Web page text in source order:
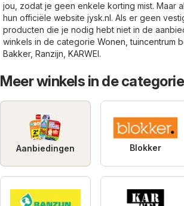
jou, zodat je geen enkele korting mist. Maar
hun officiële website jysk.nl . Als er geen
producten die je nodig hebt niet in de
winkels in de categorie Wonen, tuincentrum
Bakker, Ranzijn, KARWEI .
Meer winkels in de
Aanbiedingen Blokker